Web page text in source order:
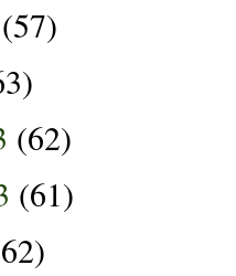
(57)
(62)
(61)